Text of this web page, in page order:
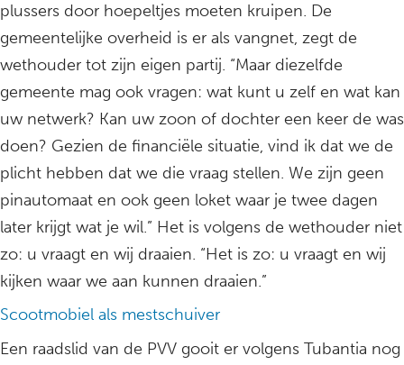
plussers door hoepeltjes moeten kruipen. De
gemeentelijke overheid is er als vangnet, zegt de
wethouder tot zijn eigen partij. “Maar diezelfde
gemeente mag ook vragen: wat kunt u zelf en wat kan
uw netwerk? Kan uw zoon of dochter een keer de was
doen? Gezien de financiële situatie, vind ik dat we de
plicht hebben dat we die vraag stellen. We zijn geen
pinautomaat en ook geen loket waar je twee dagen
later krijgt wat je wil.” Het is volgens de wethouder niet
zo: u vraagt en wij draaien. “Het is zo: u vraagt en wij
kijken waar we aan kunnen draaien.”
Scootmobiel als mestschuiver
Een raadslid van de PVV gooit er volgens Tubantia nog